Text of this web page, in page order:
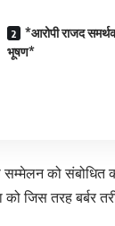
*आरोपी राजद
भूषण*
को संबोधित
जिस तरह बर्बर